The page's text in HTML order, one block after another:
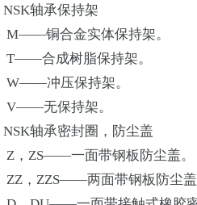
NSK轴承保持架
M——铜合金实体保持架。
T——合成树脂保持架。
W——冲压保持架。
V——无保持架。
NSK轴承密封圈，防尘盖
Z，ZS——一面带钢板防尘盖。
ZZ，ZZS——两面带钢板防尘